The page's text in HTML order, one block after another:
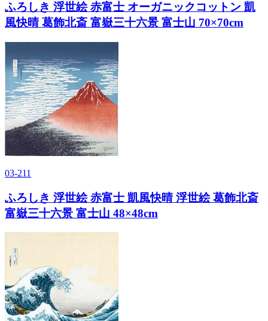
ふろしき 浮世絵 赤富士 オーガニックコットン 凱
風快晴 葛飾北斎 富嶽三十六景 富士山 70×70cm
03-211
ふろしき 浮世絵 赤富士 凱風快晴 浮世絵 葛飾北斎
富嶽三十六景 富士山 48×48cm